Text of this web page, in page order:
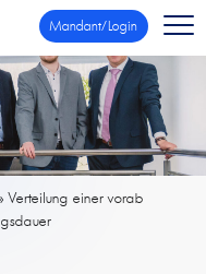
Mandant/Login
Verteilung einer vorab